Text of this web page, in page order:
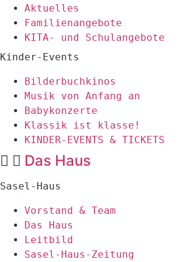
Aktuelles
Familienangebote
KITA- und Schulangebote
Kinder-Events
Bilderbuchkinos
Musik von Anfang an
Babykonzerte
Klassik ist klasse!
KINDER-EVENTS & TICKETS
Das Haus
Sasel-Haus
Vorstand & Team
Das Haus
Leitbild
Sasel-Haus-Zeitung